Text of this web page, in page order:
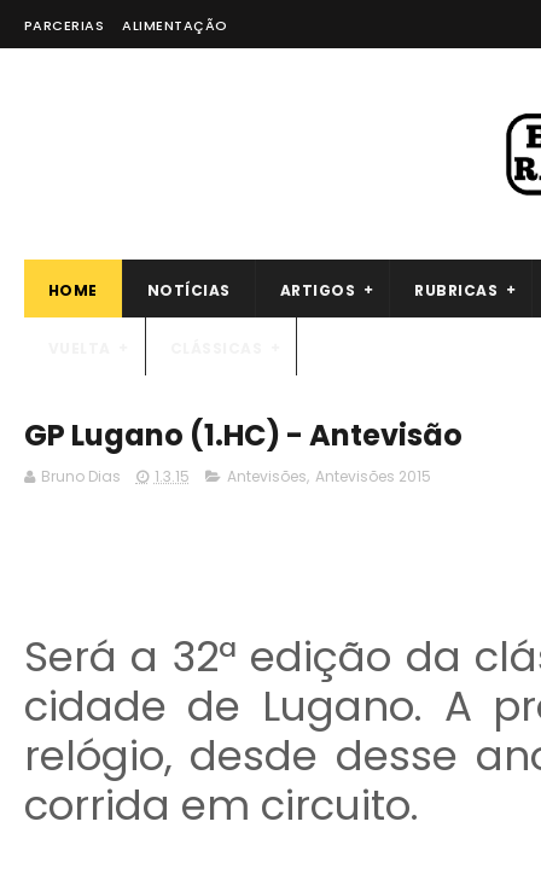
PARCERIAS ALIMENTAÇÃO
HOME NOTÍCIAS ARTIGOS RUBRICAS
GP Lugano (1.HC) - Antevisão
Bruno Dias 1.3.15 Antevisões, Antevisões 2015
Será a 32ª edição da
cidade de Lugano. A
relógio, desde desse
corrida em circuito.